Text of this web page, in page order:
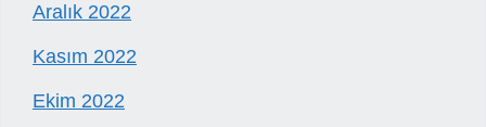
Aralık 2022
Kasım 2022
Ekim 2022